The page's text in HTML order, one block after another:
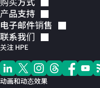
产品支持
电子邮件销售
联系我们
关注 HPE
动画和动态效果